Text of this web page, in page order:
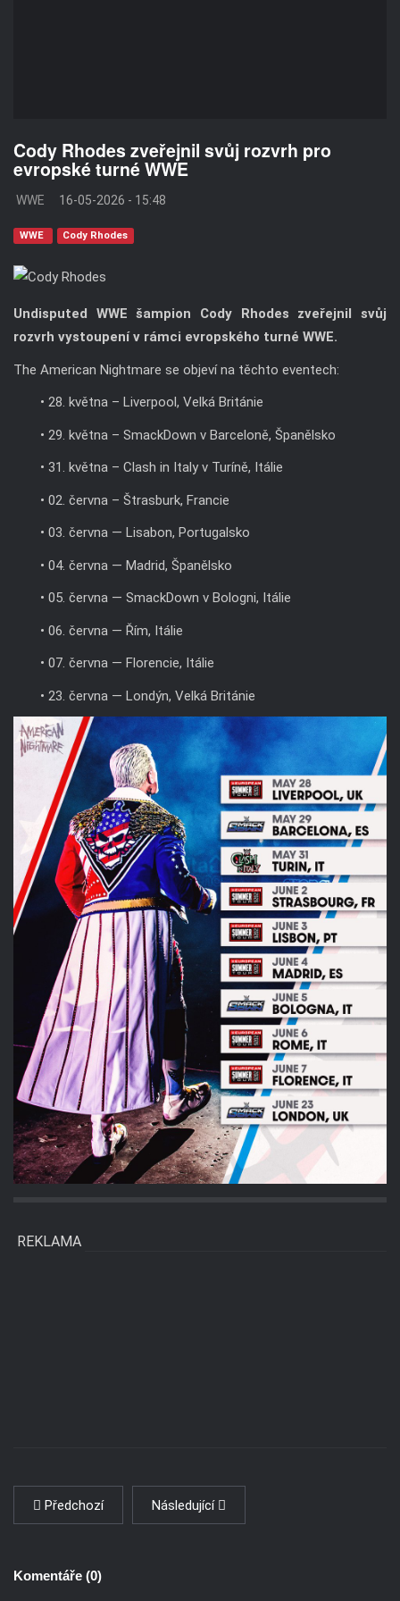
Cody Rhodes zveřejnil svůj rozvrh pro
evropské turné WWE
WWE 16-05-2026 - 15:48
WWE Cody Rhodes
Undisputed WWE šampion Cody Rhodes zveřejnil svůj
rozvrh vystoupení v rámci evropského turné WWE.
The American Nightmare se objeví na těchto eventech:
• 28. května – Liverpool, Velká Británie
• 29. května – SmackDown v Barceloně, Španělsko
• 31. května – Clash in Italy v Turíně, Itálie
• 02. června – Štrasburk, Francie
• 03. června — Lisabon, Portugalsko
• 04. června — Madrid, Španělsko
• 05. června — SmackDown v Bologni, Itálie
• 06. června — Řím, Itálie
• 07. června — Florencie, Itálie
• 23. června — Londýn, Velká Británie
REKLAMA
Předchozí Následující
Komentáře (0)